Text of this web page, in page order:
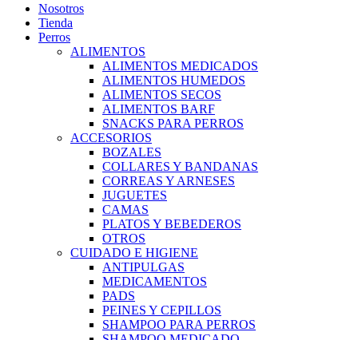
Nosotros
Tienda
Perros
ALIMENTOS
ALIMENTOS MEDICADOS
ALIMENTOS HUMEDOS
ALIMENTOS SECOS
ALIMENTOS BARF
SNACKS PARA PERROS
ACCESORIOS
BOZALES
COLLARES Y BANDANAS
CORREAS Y ARNESES
JUGUETES
CAMAS
PLATOS Y BEBEDEROS
OTROS
CUIDADO E HIGIENE
ANTIPULGAS
MEDICAMENTOS
PADS
PEINES Y CEPILLOS
SHAMPOO PARA PERROS